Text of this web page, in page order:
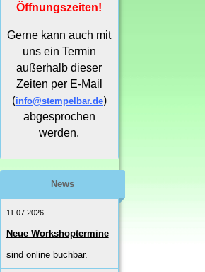
Öffnungszeiten!
Gerne kann auch mit
uns ein Termin
außerhalb dieser
Zeiten per E-Mail
(info@stempelbar.de)
abgesprochen
werden.
News
11.07.2026
Neue Workshoptermine
sind online buchbar.